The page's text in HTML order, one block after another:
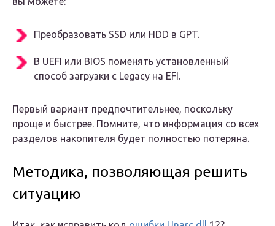
Преобразовать SSD или HDD в GPT.
В UEFI или BIOS поменять установленный
способ загрузки с Legacy на EFI.
Первый вариант предпочтительнее, поскольку
проще и быстрее. Помните, что информация со всех
разделов накопителя будет полностью потеряна.
Методика, позволяющая решить
ситуацию